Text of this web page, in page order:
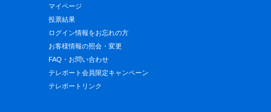
マイページ
投票結果
ログイン情報をお忘れの方
お客様情報の照会・変更
FAQ・お問い合わせ
テレボート会員限定キャンペーン
テレボートリンク